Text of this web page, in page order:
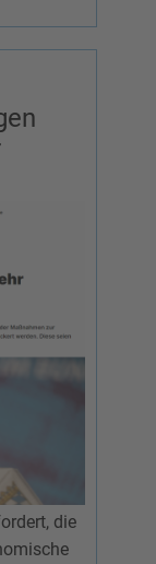
die